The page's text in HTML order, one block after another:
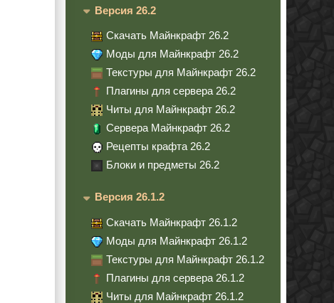
Версия 26.2
Скачать Майнкрафт 26.2
Моды для Майнкрафт 26.2
Текстуры для Майнкрафт 26.2
Плагины для сервера 26.2
Читы для Майнкрафт 26.2
Сервера Майнкрафт 26.2
Рецепты крафта 26.2
Блоки и предметы 26.2
Версия 26.1.2
Скачать Майнкрафт 26.1.2
Моды для Майнкрафт 26.1.2
Текстуры для Майнкрафт 26.1.2
Плагины для сервера 26.1.2
Читы для Майнкрафт 26.1.2